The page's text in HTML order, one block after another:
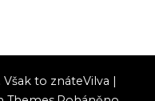
Však to znáteVilva |